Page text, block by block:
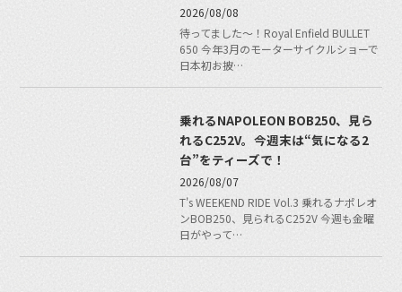
2026/08/08
待ってました〜！Royal Enfield BULLET
650 今年3月のモーターサイクルショーで
日本初お披…
乗れるNAPOLEON BOB250、見ら
れるC252V。今週末は“気になる2
台”をティーズで！
2026/08/07
T's WEEKEND RIDE Vol.3 乗れるナポレオ
ンBOB250、見られるC252V 今週も金曜
日がやって…